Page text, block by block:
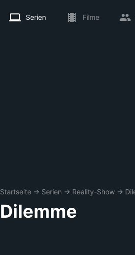
Serien Filme
Startseite → Serien → Reality-Show →
Dilemme